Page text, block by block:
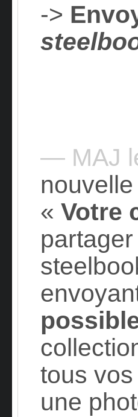
->
— MAJ
«Votre
tous
une